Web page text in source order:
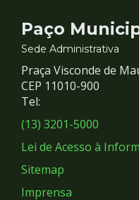
Contato
e
Redes
Sociais
Paço
Sede Administrativa
Praça Visconde de
CEP 11010-900
Tel:
(13) 3201-5000
Lei de Acesso à
Sitemap
Imprensa